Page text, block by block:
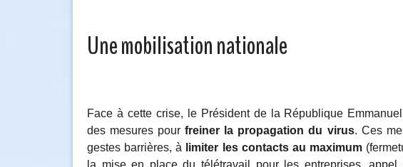
Une mobilisation nationale
Face à cette crise, le Président de la République
des mesures pourfreiner la propagation du virus. Ces
gestes barrières, à
limiter les contacts au maximum